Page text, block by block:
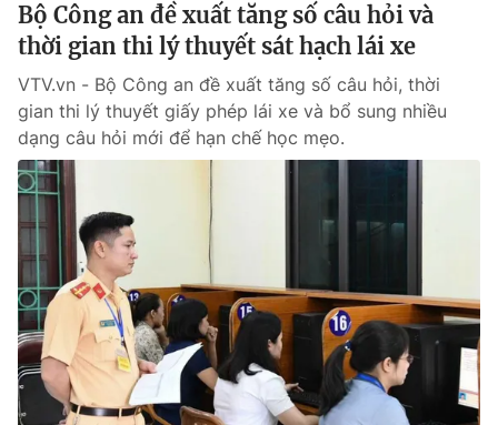
Bộ Công an đề xuất tăng số câu hỏi và
thời gian thi lý thuyết sát hạch lái xe
VTV.vn - Bộ Công an đề xuất tăng số câu hỏi, thời
gian thi lý thuyết giấy phép lái xe và bổ sung nhiều
dạng câu hỏi mới để hạn chế học mẹo.